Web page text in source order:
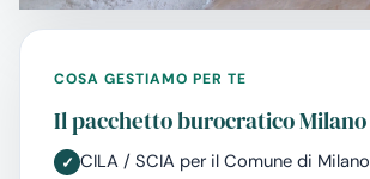
COSA GESTIAMO PER TE
Il pacchetto burocratico Milano
CILA / SCIA per il Comune di Milano